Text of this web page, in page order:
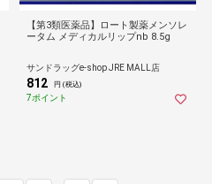
【第3類医薬品】ロート製薬メンソレ
ータム メディカルリップnb 8.5g
サンドラッグe-shop JRE MALL店
812 円 (税込)
7ポイント